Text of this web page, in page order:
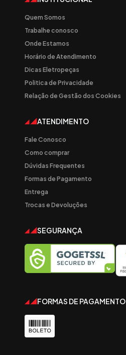
Quem Somos
Trabalhe conosco
Onde Estamos
Horário de Atendimento
Dicas Eletropeças
Politica de Privacidade
Relação de Gestão dos Cookies
ATENDIMENTO
Fale Conosco
Como comprar
Dúvidas Frequentes
Formas de Pagamento
Entrega
Trocas e Devoluções
SEGURANÇA
FORMAS DE PAGAMENTO